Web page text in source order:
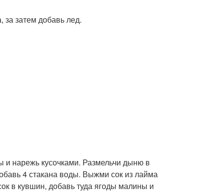
затем добавь лед.
и нарежь кусочками. Размельчи дыню в
4 стакана воды. Выжми сок из лайма
в кувшин, добавь туда ягоды малины и